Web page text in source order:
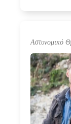
Αστυνομικό